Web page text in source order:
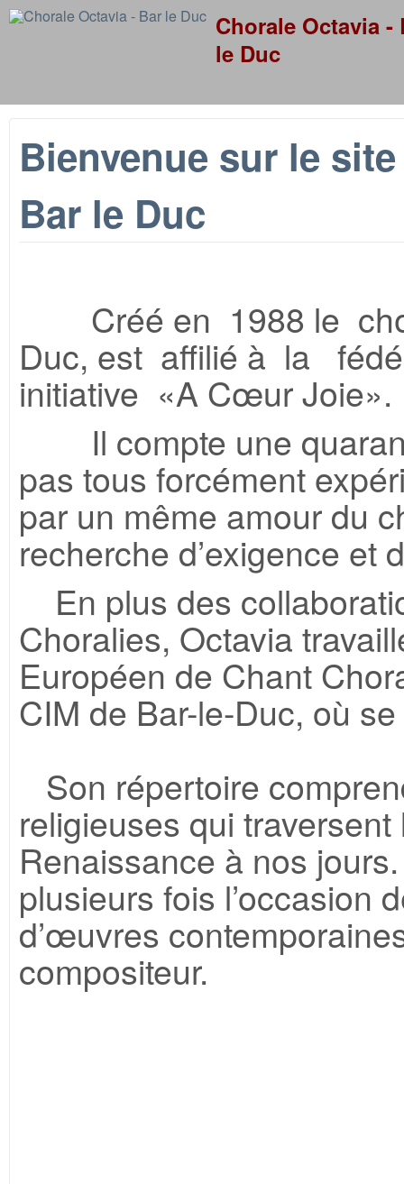
Skip
Chorale Octavia -
le Duc
Bienvenue sur le
Bar le Duc
Créé en 1988 le
Duc, est affilié à la
initiative «A Cœur
Il compte une
pas tous forcément
par un même amour du
recherche d’exigence et
En plus des
Choralies, Octavia
Européen de Chant
CIM de Bar-le-Duc, où
Son répertoire
religieuses qui
Renaissance à nos
plusieurs fois l’occasion
d’œuvres
compositeur.